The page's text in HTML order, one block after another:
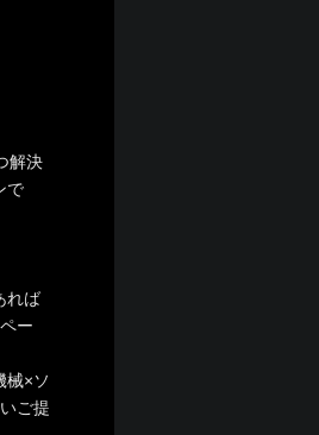
解決
で
れば
ー
械×ソ
ご提